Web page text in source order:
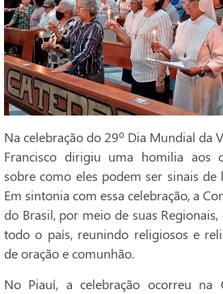
Na celebração do 29º Dia Mundial da
Francisco dirigiu uma homilia aos
sobre como eles podem ser sinais de
Em sintonia com essa celebração, a
do Brasil, por meio de suas
todo o país, reunindo religiosos e
de oração e comunhão.
No Piauí, a celebração ocorreu na